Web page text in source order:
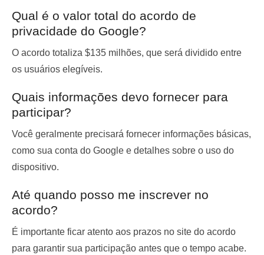
Qual é o valor total do acordo de
privacidade do Google?
O acordo totaliza $135 milhões, que será dividido entre
os usuários elegíveis.
Quais informações devo fornecer para
participar?
Você geralmente precisará fornecer informações básicas,
como sua conta do Google e detalhes sobre o uso do
dispositivo.
Até quando posso me inscrever no
acordo?
É importante ficar atento aos prazos no site do acordo
para garantir sua participação antes que o tempo acabe.